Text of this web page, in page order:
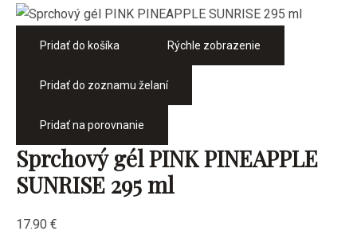
Pridať do košíka Rýchle zobrazenie
Pridať do zoznamu želaní
Pridať na porovnanie
Sprchový gél PINK PINEAPPLE
SUNRISE 295 ml
17.90 €